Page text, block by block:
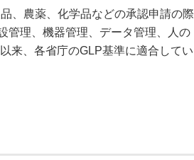
、農薬、化学品などの承認申請の際
管理、機器管理、データ管理、人の
来、各省庁のGLP基準に適合してい